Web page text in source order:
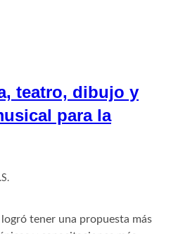
teatro, dibujo y
para la
logró tener una propuesta más